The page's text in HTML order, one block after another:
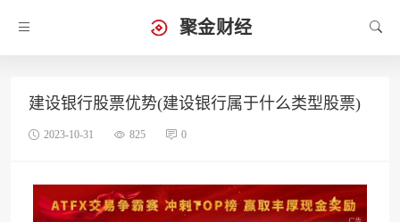
聚金财经
建设银行股票优势(建设银行属于什么类型股票)
2023-10-31 825 0